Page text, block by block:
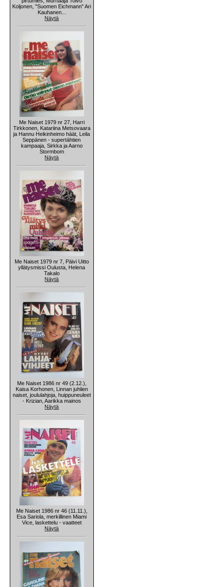
Koljonen, "Suomen Eichmann" Ari
Kauhanen...
Näytä
Me Naiset 1979 nr 27, Harri
Tirkkonen, Katariina Metsovaara
ja Hannu Heikinheimo häät, Leila
Seppänen - supertähtien
kampaaja, Sirkka ja Aarno
Stormbom
Näytä
Me Naiset 1979 nr 7, Päivi Uitto
yllätysmissi Oulusta, Helena
Takalo
Näytä
Me Naiset 1986 nr 49 (2.12.),
Kaisa Korhonen, Linnan juhlien
naiset, joululahjoja, huippuneuleet
- Krizian, Aarikka mainos
Näytä
Me Naiset 1986 nr 46 (11.11.),
Esa Sariola, merkillinen Miami
Vice, laskettelu - vaatteet
Näytä